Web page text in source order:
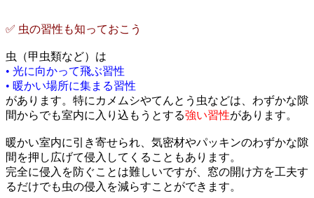
✅ 虫の習性も知っておこう
虫（甲虫類など）は
• 光に向かって飛ぶ習性
• 暖かい場所に集まる習性
があります。特にカメムシやてんとう虫などは、わずかな隙
間からでも室内に入り込もうとする強い習性があります。
暖かい室内に引き寄せられ、気密材やパッキンのわずかな隙
間を押し広げて侵入してくることもあります。
完全に侵入を防ぐことは難しいですが、窓の開け方を工夫す
るだけでも虫の侵入を減らすことができます。